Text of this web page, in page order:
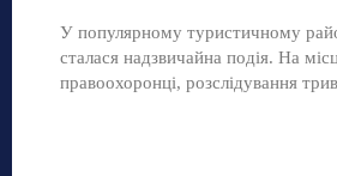
У популярному туристичному
сталася надзвичайна подія. На
правоохоронці, розслідування